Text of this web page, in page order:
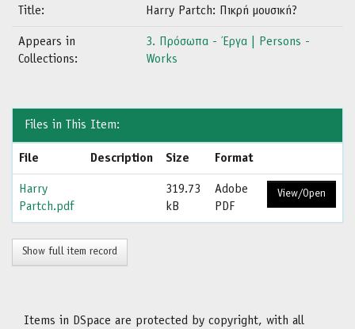
Title: Harry Partch: Πικρή μουσική?
Appears in
Collections:
3. Πρόσωπα - Έργα | Persons -
Works
Files in This Item:
File Description Size Format
Harry
Partch.pdf
319.73
kB
Adobe
PDF
View/Open
Show full item record
Items in DSpace are protected by copyright, with all